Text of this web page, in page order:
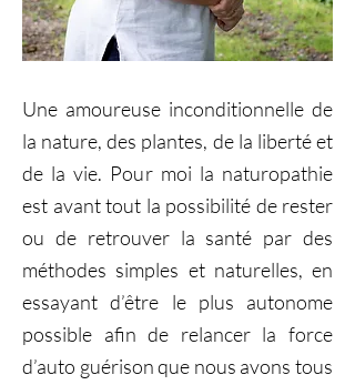
Une amoureuse inconditionnelle de
la nature, des plantes, de la liberté et
de la vie. Pour moi la naturopathie
est avant tout la possibilité de rester
ou de retrouver la santé par des
méthodes simples et naturelles, en
essayant d’être le plus autonome
possible afin de relancer la force
d’auto guérison que nous avons tous